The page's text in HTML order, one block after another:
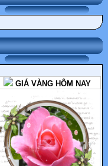
GIÁ VÀNG HÔM NAY